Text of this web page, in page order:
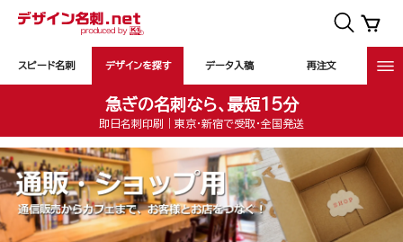
スピード名刺 デザインを探す データ入稿 再注文
急ぎの名刺なら、最短15分
即日名刺印刷｜東京・新宿で受取・全国発送